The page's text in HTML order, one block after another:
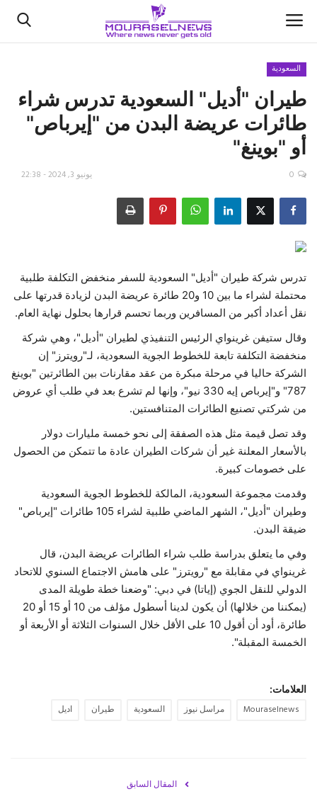
الأخبار
كتّابنا
السعودية
اقتصاد
علوم وتكنولوجيا
رياضة
فيديو
حياة
السعودية
طيران "أديل" السعودية تدرس شراء
طائرات عريضة البدن من "إيرباص"
أو "بوينغ"
يونيو 3, 2024 - 22:38 0
تدرس شركة طيران "أديل" السعودية للسفر منخفض التكلفة طلبية
محتملة لشراء ما بين 10 و20 طائرة عريضة البدن لزيادة قدرتها على
نقل أعداد أكبر من المسافرين وربما تحسم قرارها بحلول نهاية العام.
وقال ستيفن غرينواي الرئيس التنفيذي لطيران "أديل"، وهي شركة
منخفضة التكلفة تابعة للخطوط الجوية السعودية، لـ"رويترز" إن
الشركة حاليا في مرحلة مبكرة من عقد مقارنات بين الطائرتين "بوينغ
787" و"إيرباص إيه 330 نيو"، وإنها لم تشرع بعد في طلب أي عروض
من شركتي تصنيع الطائرات المتنافستين.
وقد تصل قيمة مثل هذه الصفقة إلى نحو خمسة مليارات دولار
بالأسعار المعلنة غير أن شركات الطيران عادة ما تتمكن من الحصول
على خصومات كبيرة.
وقدمت مجموعة السعودية، المالكة للخطوط الجوية السعودية
وطيران "أديل"، الشهر الماضي طلبية لشراء 105 طائرات "إيرباص"
ضيقة البدن.
وفي ما يتعلق بدراسة طلب شراء الطائرات عريضة البدن، قال
غرينواي في مقابلة مع "رويترز" على هامش الاجتماع السنوي للاتحاد
الدولي للنقل الجوي (إياتا) في دبي: "وضعنا خطة طويلة المدى
(يمكننا من خلالها) أن يكون لدينا أسطول مؤلف من 10 أو 15 أو 20
طائرة، أود أن أقول 10 على الأقل خلال السنوات الثلاثة أو الأربعة أو
الخمسة المقبلة".
العلامات:
Mouraselnews مراسل نيوز السعودية طيران اديل
المقال السابق